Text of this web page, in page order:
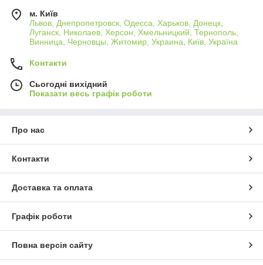
м. Київ
Львов, Днепропетровск, Одесса, Харьков, Донецк,
Луганск, Николаев, Херсон, Хмельницкий, Тернополь,
Винница, Черновцы, Житомир, Украина, Київ, Україна
Контакти
Сьогодні вихідний
Показати весь графік роботи
Про нас
Контакти
Доставка та оплата
Графік роботи
Повна версія сайту